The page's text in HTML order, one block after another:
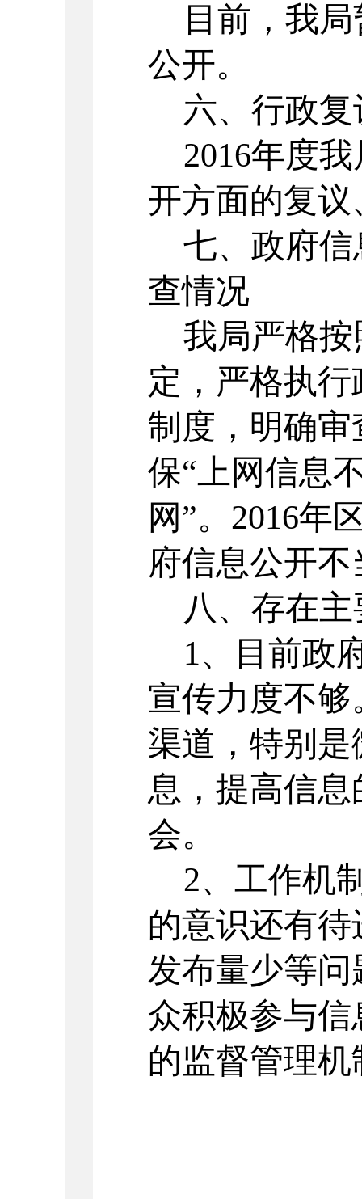
目前，我局
公开。
六、行政
2016年度我
开方面的复议
七、政府
查情况
我局严格按
定，严格执
制度，明确
保“上网信息
网”。2016年
府信息公开
八、存在
1、目前政
宣传力度不
渠道，特别
息，提高信
会。
2、工作机
的意识还有
发布量少等
众积极参与
的监督管理机